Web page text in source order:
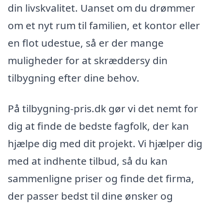
din livskvalitet. Uanset om du drømmer
om et nyt rum til familien, et kontor eller
en flot udestue, så er der mange
muligheder for at skræddersy din
tilbygning efter dine behov.
På tilbygning-pris.dk gør vi det nemt for
dig at finde de bedste fagfolk, der kan
hjælpe dig med dit projekt. Vi hjælper dig
med at indhente tilbud, så du kan
sammenligne priser og finde det firma,
der passer bedst til dine ønsker og